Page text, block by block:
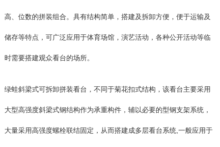
高、位数的拼装组合。具有结构简单，搭建及拆卸方便，便于运输及
储存等特点，可广泛应用于体育场馆，演艺活动，各种公开活动等临
时需要搭建观众看台的场所。
绿蛙斜梁式可拆卸拼装看台，不同于菊花扣式结构，该看台主要采用
大型高强度斜梁式钢结构作为承重构件，辅以必要的型钢支架系统，
大量采用高强度螺栓联结固定，从而搭建成多层看台系统,一般应用于